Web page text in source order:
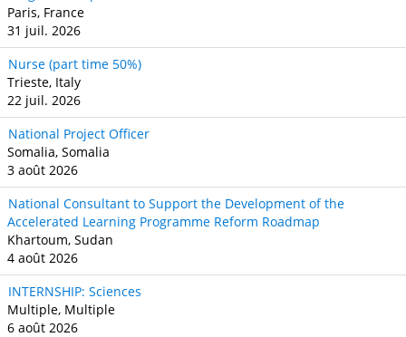
Paris, France
31 juil. 2026
Nurse (part time 50%)
Trieste, Italy
22 juil. 2026
National Project Officer
Somalia, Somalia
3 août 2026
National Consultant to Support the Development of the
Accelerated Learning Programme Reform Roadmap
Khartoum, Sudan
4 août 2026
INTERNSHIP: Sciences
Multiple, Multiple
6 août 2026